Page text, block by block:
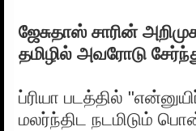
ஜேசுதாஸ் சாரின்
தமிழில் அவரோடு
ப்ரியா படத்தில்
மலர்ந்திட நடமிடும்